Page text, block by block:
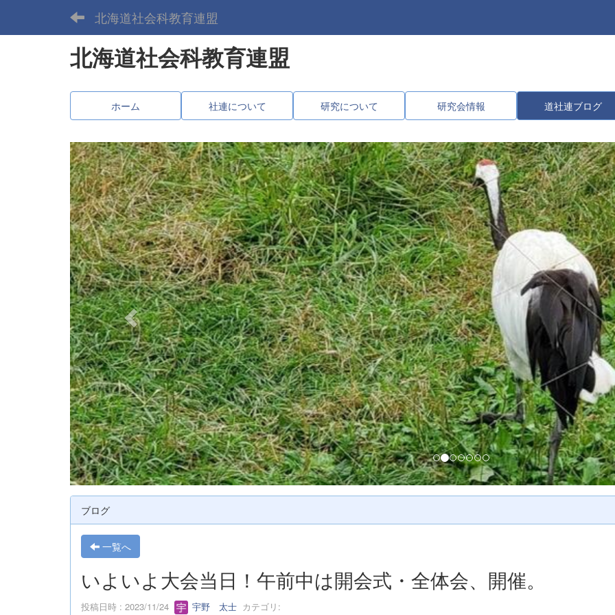
北海道社会科教育連盟
北海道社会科教育連盟
ホーム 社連について 研究について 研究会情報 道社連ブログ
p
r
e
v
i
o
u
s
ブログ
一覧へ
いよいよ大会当日！午前中は開会式・全体会、開催。
投稿日時 : 2023/11/24 宇野 太士 カテゴリ: